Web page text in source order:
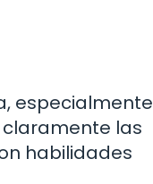
especialmente
las
habilidades